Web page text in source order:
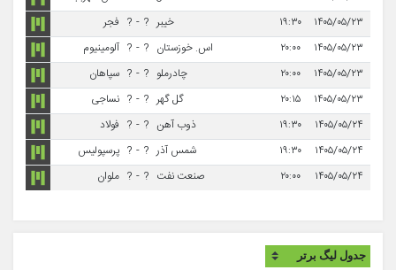
۱۴۰۵/۰۵/۲۳
۱۹:۳۰ خیبر ?
-
? فجر
۱۴۰۵/۰۵/۲۳
۲۰:۰۰ اس. خوزستان ?
-
? آلومینیوم
۱۴۰۵/۰۵/۲۳
۲۰:۰۰ چادرملو ?
-
? سپاهان
۱۴۰۵/۰۵/۲۳
۲۰:۱۵ گل گهر ?
-
? نساجی
۱۴۰۵/۰۵/۲۴
۱۹:۳۰ ذوب آهن ?
-
? فولاد
۱۴۰۵/۰۵/۲۴
۱۹:۳۰ شمس آذر ?
-
? پرسپولیس
۱۴۰۵/۰۵/۲۴
۲۰:۰۰ صنعت نفت ?
-
? ملوان